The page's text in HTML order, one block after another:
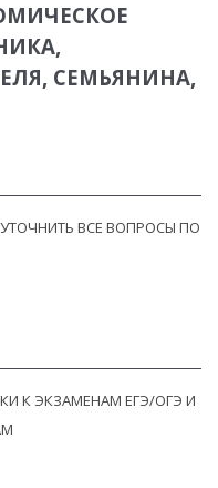
СЕМЬЯНИНА,
ВСЕ ВОПРОСЫ ПО
К ЭКЗАМЕНАМ ЕГЭ/ОГЭ И